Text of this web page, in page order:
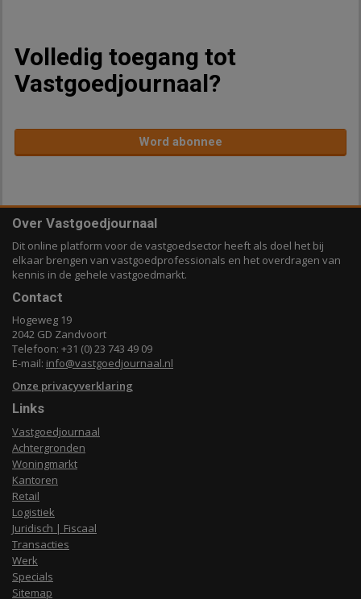
Volledig toegang tot
Vastgoedjournaal?
Word abonnee
Over Vastgoedjournaal
Dit online platform voor de vastgoedsector heeft als doel het bij
elkaar brengen van vastgoedprofessionals en het overdragen van
kennis in de gehele vastgoedmarkt.
Contact
Hogeweg 19
2042 GD Zandvoort
Telefoon: +31 (0) 23 743 49 09
E-mail: info@vastgoedjournaal.nl
Onze privacyverklaring
Links
Vastgoedjournaal
Achtergronden
Woningmarkt
Kantoren
Retail
Logistiek
Juridisch | Fiscaal
Transacties
Werk
Specials
Sitemap